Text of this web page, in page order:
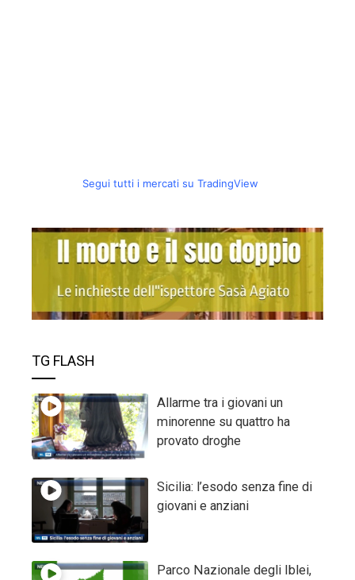
Segui tutti i mercati su TradingView
TG FLASH
Allarme tra i giovani un
minorenne su quattro ha
provato droghe
Sicilia: l’esodo senza fine di
giovani e anziani
Parco Nazionale degli Iblei,